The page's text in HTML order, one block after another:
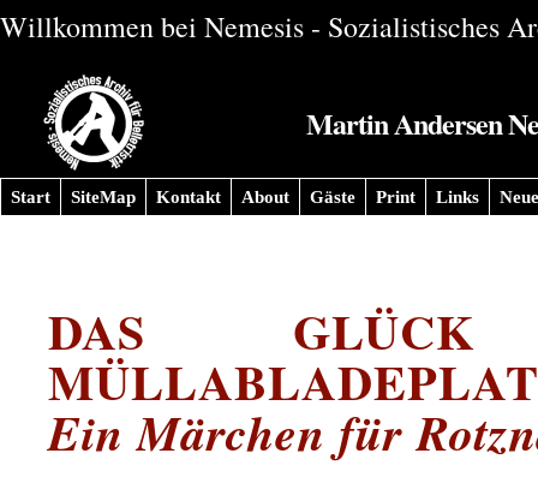
Willkommen bei Nemesis - Sozialistisches
Martin Andersen
Start SiteMap Kontakt About Gäste Print Links
DAS
Ein Märchen für